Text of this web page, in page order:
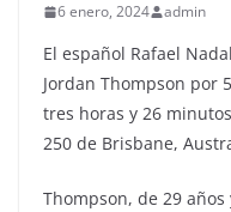
6 enero, 2024 admin
El español Rafael
Jordan Thompson por
tres horas y 26
250 de Brisbane,
Thompson, de 29